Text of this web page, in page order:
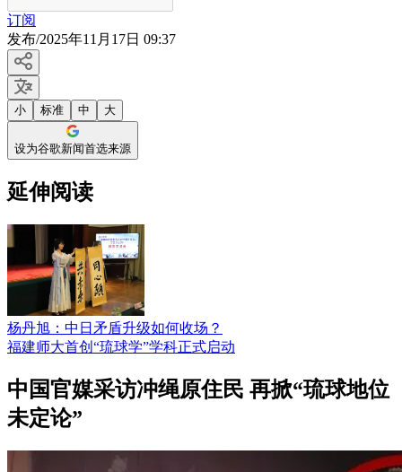
订阅
发布/2025年11月17日 09:37
小 标准 中 大
设为谷歌新闻首选来源
延伸阅读
杨丹旭：中日矛盾升级如何收场？
福建师大首创“琉球学”学科正式启动
中国官媒采访冲绳原住民 再掀“琉球地位
未定论”